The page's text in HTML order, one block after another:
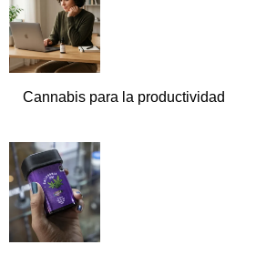
Cannabis para la productividad